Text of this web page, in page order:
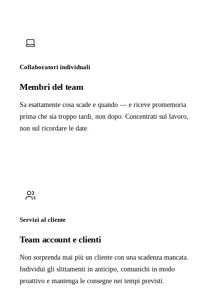
Collaboratori individuali
Membri del team
Sa esattamente cosa scade e quando — e riceve promemoria
prima che sia troppo tardi, non dopo. Concentrati sul lavoro,
non sul ricordare le date.
Servizi al cliente
Team account e clienti
Non sorprenda mai più un cliente con una scadenza mancata.
Individui gli slittamenti in anticipo, comunichi in modo
proattivo e mantenga le consegne nei tempi previsti.